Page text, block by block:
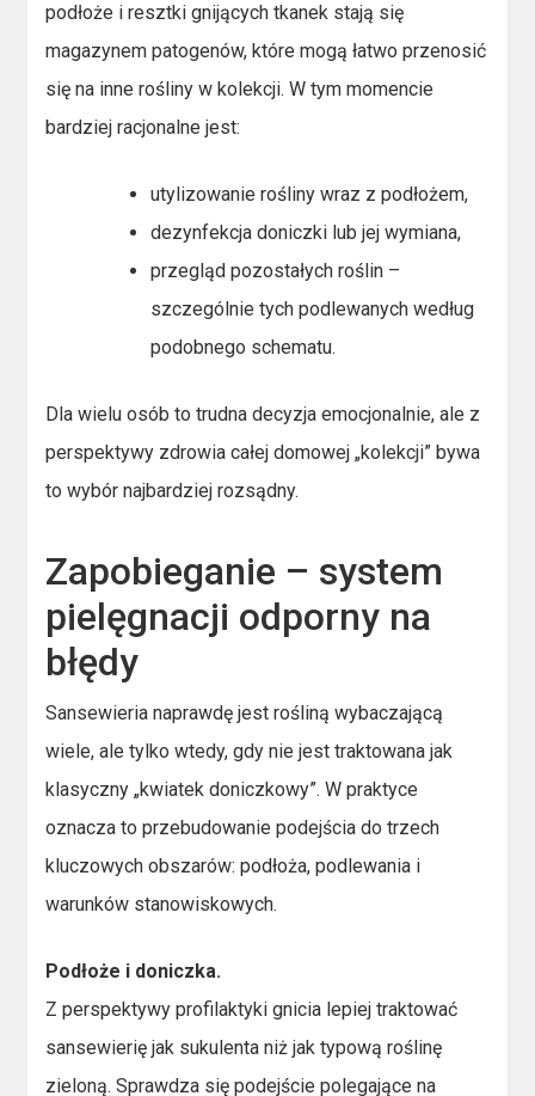
podłoże i resztki gnijących tkanek stają się
magazynem patogenów, które mogą łatwo przenosić
się na inne rośliny w kolekcji. W tym momencie
bardziej racjonalne jest:
utylizowanie rośliny wraz z podłożem,
dezynfekcja doniczki lub jej wymiana,
przegląd pozostałych roślin –
szczególnie tych podlewanych według
podobnego schematu.
Dla wielu osób to trudna decyzja emocjonalnie, ale z
perspektywy zdrowia całej domowej „kolekcji” bywa
to wybór najbardziej rozsądny.
Zapobieganie – system
pielęgnacji odporny na
błędy
Sansewieria naprawdę jest rośliną wybaczającą
wiele, ale tylko wtedy, gdy nie jest traktowana jak
klasyczny „kwiatek doniczkowy”. W praktyce
oznacza to przebudowanie podejścia do trzech
kluczowych obszarów: podłoża, podlewania i
warunków stanowiskowych.
Podłoże i doniczka.
Z perspektywy profilaktyki gnicia lepiej traktować
sansewierię jak sukulenta niż jak typową roślinę
zieloną. Sprawdza się podejście polegające na